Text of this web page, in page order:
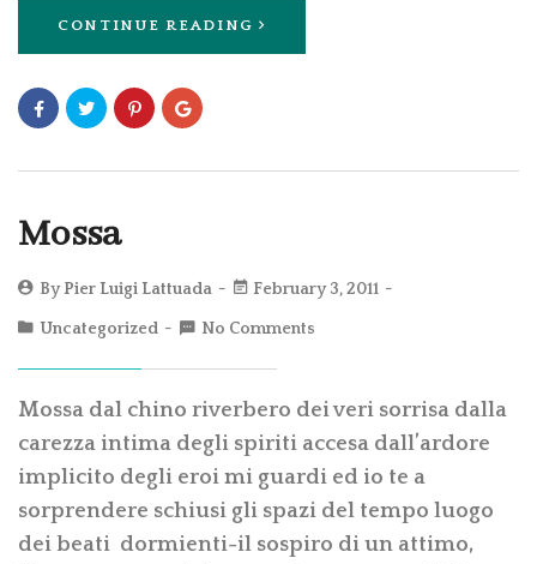
CONTINUE READING
Mossa
ByPier Luigi Lattuada February 3, 2011
Uncategorized No Comments
Mossa dal chino riverbero dei veri sorrisa dalla
carezza intima degli spiriti accesa dall’ardore
implicito degli eroi mi guardi ed io te a
sorprendere schiusi gli spazi del tempo luogo
dei beati dormienti-il sospiro di un attimo,